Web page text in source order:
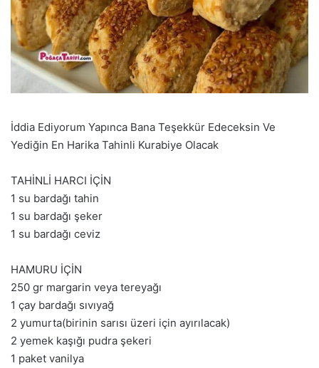
İddia Ediyorum Yapınca Bana Teşekkür Edeceksin Ve
Yediğin En Harika Tahinli Kurabiye Olacak
TAHİNLİ HARCI İÇİN
1 su bardağı tahin
1 su bardağı şeker
1 su bardağı ceviz
HAMURU İÇİN
250 gr margarin veya tereyağı
1 çay bardağı sıvıyağ
2 yumurta(birinin sarısı üzeri için ayırılacak)
2 yemek kaşığı pudra şekeri
1 paket vanilya